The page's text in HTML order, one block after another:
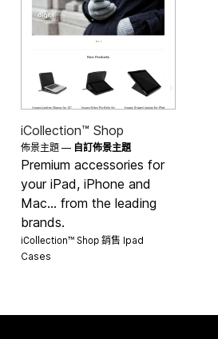
iCollection™ Shop
佈景主題 — 自訂佈景主題
Premium accessories for
your iPad, iPhone and
Mac... from the leading
brands.
iCollection™ Shop 銷售 Ipad
Cases